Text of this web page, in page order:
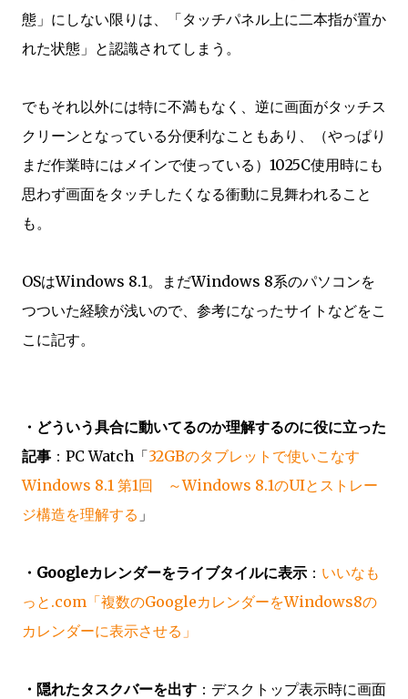
態」にしない限りは、「タッチパネル上に二本指が置か
れた状態」と認識されてしまう。
でもそれ以外には特に不満もなく、逆に画面がタッチス
クリーンとなっている分便利なこともあり、（やっぱり
まだ作業時にはメインで使っている）1025C使用時にも
思わず画面をタッチしたくなる衝動に見舞われること
も。
OSはWindows 8.1。まだWindows 8系のパソコンを
つついた経験が浅いので、参考になったサイトなどをこ
こに記す。
・どういう具合に動いてるのか理解するのに役に立った
記事 ：PC Watch「32GBのタブレットで使いこなす
Windows 8.1 第1回 ～Windows 8.1のUIとストレー
ジ構造を理解する 」
・Googleカレンダーをライブタイルに表示 ： いいなも
っと.com「複数のGoogleカレンダーをWindows8の
カレンダーに表示させる」
・隠れたタスクバーを出す ：デスクトップ表示時に画面